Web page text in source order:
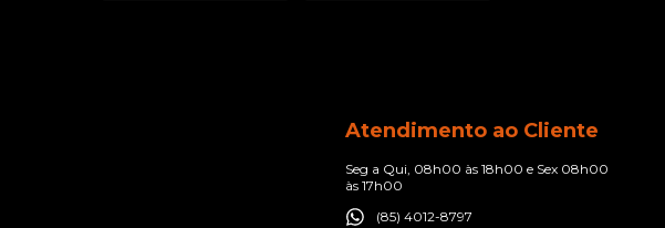
Atendimento ao Cliente
Seg a Qui, 08h00 às 18h00 e Sex 08h00
às 17h00
(85) 4012-8797